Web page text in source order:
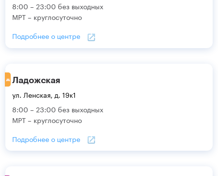
8:00 – 23:00 без выходных
МРТ – круглосуточно
Подробнее о центре
Ладожская
ул. Ленская, д. 19к1
8:00 – 23:00 без выходных
МРТ – круглосуточно
Подробнее о центре